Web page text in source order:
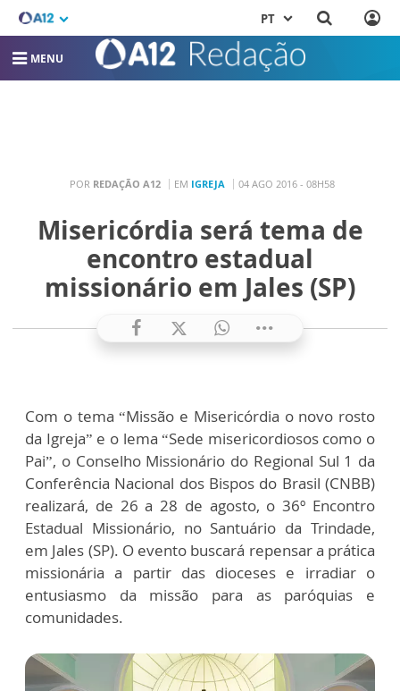
PT
MENU
POR REDAÇÃO A12 EM IGREJA 04 AGO 2016 - 08H58
Misericórdia será tema de
encontro estadual
missionário em Jales (SP)
Com o tema “Missão e Misericórdia o novo rosto
da Igreja” e o lema “Sede misericordiosos como o
Pai”, o Conselho Missionário do Regional Sul 1 da
Conferência Nacional dos Bispos do Brasil (CNBB)
realizará, de 26 a 28 de agosto, o 36º Encontro
Estadual Missionário, no Santuário da Trindade,
em Jales (SP). O evento buscará repensar a prática
missionária a partir das dioceses e irradiar o
entusiasmo da missão para as paróquias e
comunidades.